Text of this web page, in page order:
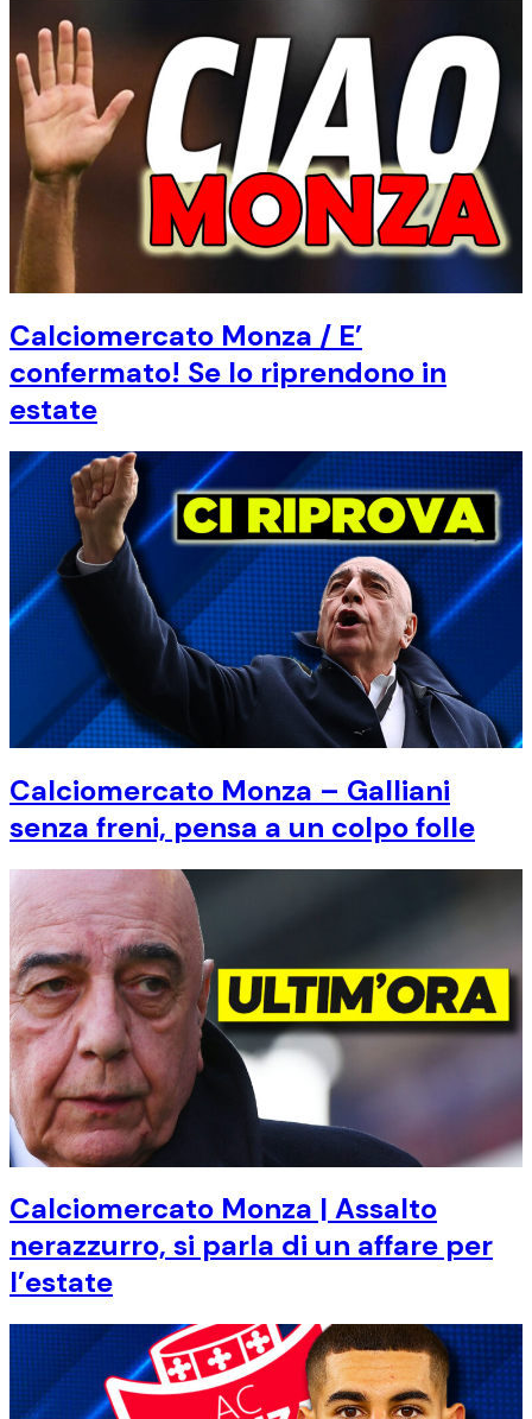
Calciomercato Monza / E’
confermato! Se lo riprendono in
estate
Calciomercato Monza – Galliani
senza freni, pensa a un colpo folle
Calciomercato Monza | Assalto
nerazzurro, si parla di un affare per
l’estate